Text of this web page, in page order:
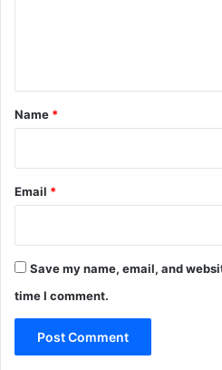
*
Name *
Email *
Save my name, email, and
time I comment.